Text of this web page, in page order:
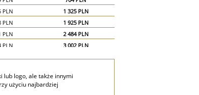
PLN
1 325 PLN
PLN
1 925 PLN
PLN
2 484 PLN
PLN
3 002 PLN
PLN
3 975 PLN
lub logo, ale także innymi
użyciu najbardziej